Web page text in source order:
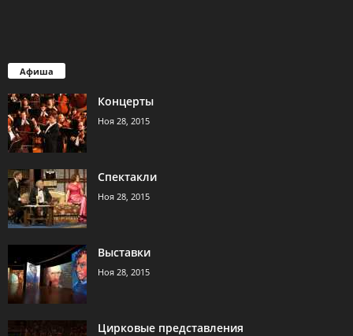
Афиша
Концерты
Ноя 28, 2015
Спектакли
Ноя 28, 2015
Выставки
Ноя 28, 2015
Цирковые представления